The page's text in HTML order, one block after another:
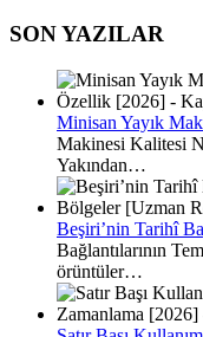
SON YAZILAR
Minisan Yayık
Makinesi Kalitesi
Yakından…
Beşiri’nin Tarihî
Bağlantılarının
örüntüler…